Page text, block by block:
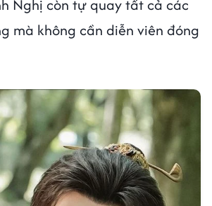
Nghị còn tự quay tất cả các
mà không cần diễn viên đóng